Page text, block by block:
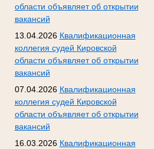
области объявляет об открытии
вакансий
13.04.2026 Квалификационная
коллегия судей Кировской
области объявляет об открытии
вакансий
07.04.2026 Квалификационная
коллегия судей Кировской
области объявляет об открытии
вакансий
16.03.2026 Квалификационная